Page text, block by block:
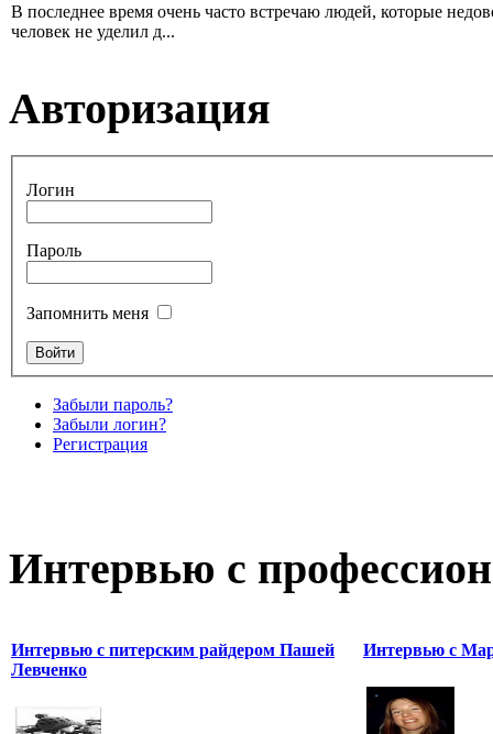
В последнее время очень часто встречаю людей, которые
человек не уделил д...
Авторизация
Логин
Пароль
Запомнить меня
Забыли пароль?
Забыли логин?
Регистрация
Интервью с
Интервью с питерским райдером Пашей
Левченко
Интервью с